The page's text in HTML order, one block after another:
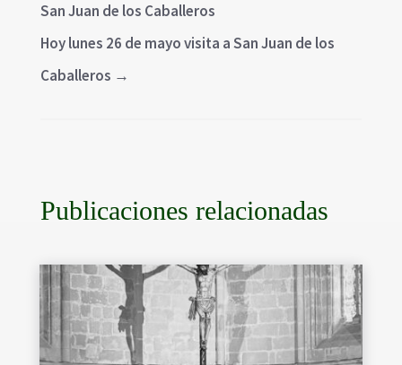
San Juan de los Caballeros
Hoy lunes 26 de mayo visita a San Juan de los
Caballeros →
Publicaciones relacionadas